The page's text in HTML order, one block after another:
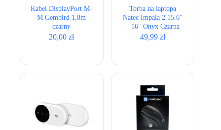
Kabel DisplayPort M-
M Gembird 1,8m
czarny
20,00zł
Torba na laptopa
Natec Impala 2 15.6″
– 16″ Onyx Czarna
49,99 zł